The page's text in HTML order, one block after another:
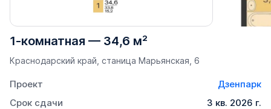
1-комнатная — 34,6 м²
Краснодарский край, станица Марьянская, 6
Проект
Дзенпарк
Срок сдачи
3 кв. 2026 г.